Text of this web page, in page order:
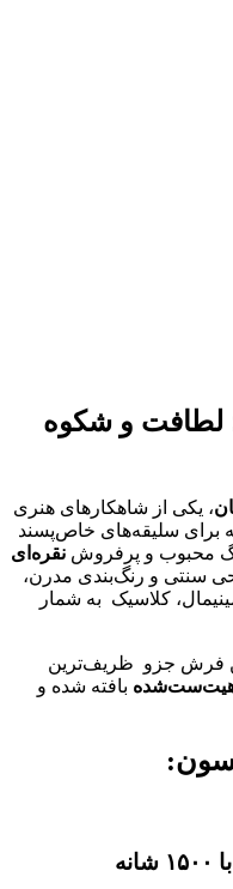
۱۵۰۰ شانه؛ لطافت و شکوه
، یکی از شاهکارهای هنری
سلیقه‌های خاص‌پسند
محبوب و پرفروش نقره‌ای
سنتی و رنگ‌بندی مدرن،
کلاسیک به شمار
فرش جزو ظریف‌ترین
هیت‌ست‌شده بافته شده و